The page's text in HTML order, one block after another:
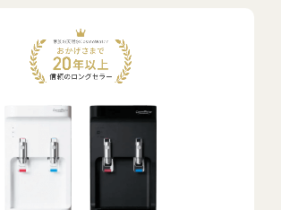
0120-1132-99
受付時間：9:00~18:00（土日祝日も受付）